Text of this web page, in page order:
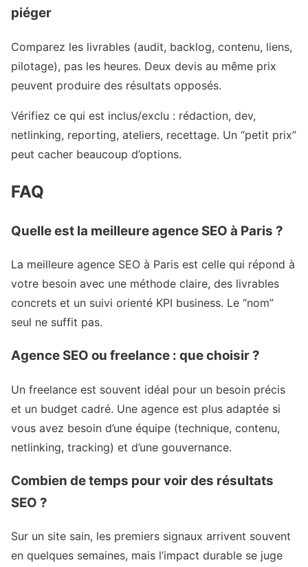
piéger
Comparez les livrables (audit, backlog, contenu, liens,
pilotage), pas les heures. Deux devis au même prix
peuvent produire des résultats opposés.
Vérifiez ce qui est inclus/exclu : rédaction, dev,
netlinking, reporting, ateliers, recettage. Un “petit prix”
peut cacher beaucoup d’options.
FAQ
Quelle est la meilleure agence SEO à Paris ?
La meilleure agence SEO à Paris est celle qui répond à
votre besoin avec une méthode claire, des livrables
concrets et un suivi orienté KPI business. Le “nom”
seul ne suffit pas.
Agence SEO ou freelance : que choisir ?
Un freelance est souvent idéal pour un besoin précis
et un budget cadré. Une agence est plus adaptée si
vous avez besoin d’une équipe (technique, contenu,
netlinking, tracking) et d’une gouvernance.
Combien de temps pour voir des résultats
SEO ?
Sur un site sain, les premiers signaux arrivent souvent
en quelques semaines, mais l’impact durable se juge